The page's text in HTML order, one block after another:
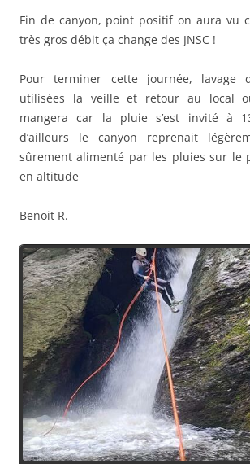
Fin de canyon, point positif on aura vu
très gros débit ça change des JNSC !
Pour terminer cette journée, lavage
utilisées la veille et retour au local
mangera car la pluie s’est invité à
d’ailleurs le canyon reprenait
sûrement alimenté par les pluies sur le
en altitude
Benoit R.